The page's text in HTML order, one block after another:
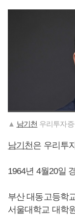
▲ 남기천 우리투자
남기천은 우리투
1964년 4월20일
부산 대동고등학
서울대학교 대학